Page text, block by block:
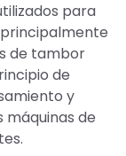
para
de tambor
de
y
máquinas de